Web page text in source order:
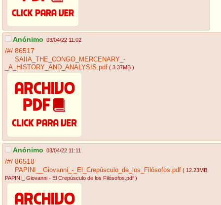
Anónimo 03/04/22 11:02
/#/ 86517
SAIIA_THE_CONGO_MERCENARY_-
_A_HISTORY_AND_ANALYSIS.pdf ( 3.37MB )
Anónimo 03/04/22 11:11
/#/ 86518
PAPINI__Giovanni_-_El_Crepúsculo_de_los_Filósofos.pdf ( 12.23MB
PAPINI_ Giovanni - El Crepúsculo de los Filósofos.pdf )